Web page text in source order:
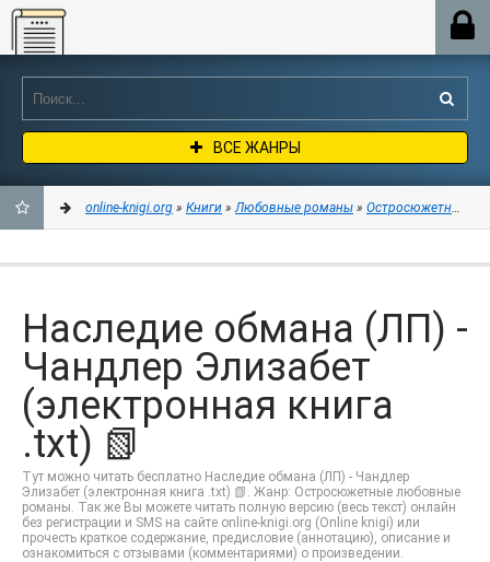
Online-knigi.org
ВСЕ ЖАНРЫ
ЗАКЛАДКИ
online-knigi.org » Книги »Любовные романы » Остросюжетные
Наследие обмана (ЛП) -
Чандлер Элизабет
(электронная книга
.txt) 📗
Тут можно читать бесплатно Наследие обмана (ЛП) - Чандлер
Элизабет (электронная книга .txt) 📗. Жанр: Остросюжетные любовные
романы. Так же Вы можете читать полную версию (весь текст) онлайн
без регистрации и SMS на сайте online-knigi.org (Online knigi) или
прочесть краткое содержание, предисловие (аннотацию), описание и
ознакомиться с отзывами (комментариями) о произведении.